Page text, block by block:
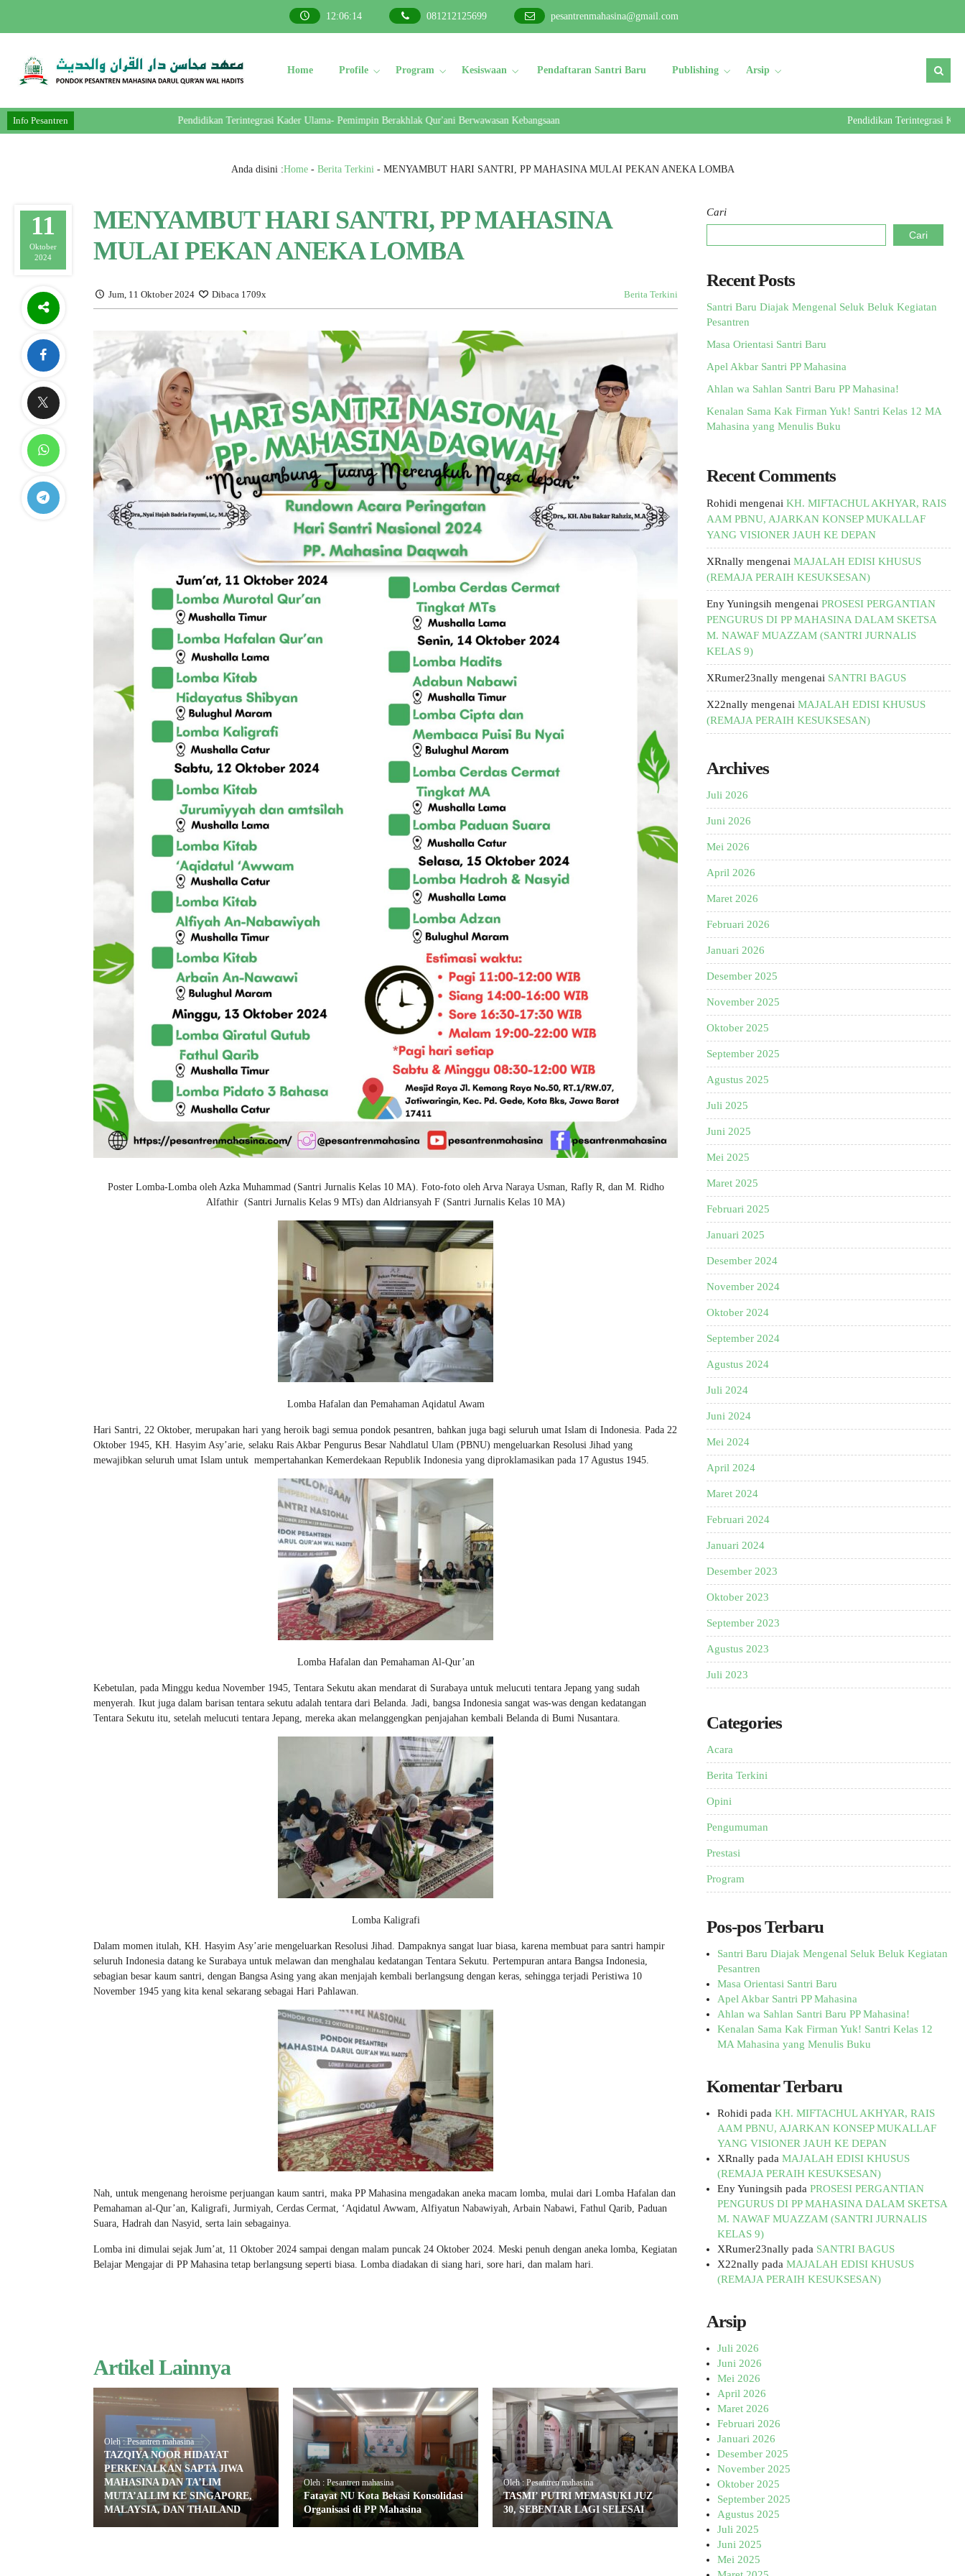
12:06:15 081212125699 pesantrenmahasina@gmail.com
Home Profile Program Kesiswaan Pendaftaran Santri Baru Publishing Arsip
Info Pesantren Pendidikan Terintegrasi Kader
Pendidikan Terintegrasi Kader Ulama- Pemimpin Berakhlak Qur'ani Berwawasan Kebangsaan
Anda disini :Home- Berita Terkini- MENYAMBUT HARI SANTRI, PP MAHASINA MULAI PEKAN ANEKA LOMBA
11
Oktober
2024
MENYAMBUT HARI SANTRI, PP MAHASINA
MULAI PEKAN ANEKA LOMBA
Jum, 11 Oktober 2024 Dibaca 1709x Berita Terkini
Poster Lomba-Lomba oleh Azka Muhammad (Santri Jurnalis Kelas 10 MA). Foto-foto oleh Arva Naraya Usman, Rafly R, dan M. Ridho
Alfathir (Santri Jurnalis Kelas 9 MTs) dan Aldriansyah F (Santri Jurnalis Kelas 10 MA)
Lomba Hafalan dan Pemahaman Aqidatul Awam
Hari Santri, 22 Oktober, merupakan hari yang heroik bagi semua pondok pesantren, bahkan juga bagi seluruh umat Islam di Indonesia. Pada 22
Oktober 1945, KH. Hasyim Asy’arie, selaku Rais Akbar Pengurus Besar Nahdlatul Ulam (PBNU) mengeluarkan Resolusi Jihad yang
mewajibkan seluruh umat Islam untuk mempertahankan Kemerdekaan Republik Indonesia yang diproklamasikan pada 17 Agustus 1945.
Lomba Hafalan dan Pemahaman Al-Qur’an
Kebetulan, pada Minggu kedua November 1945, Tentara Sekutu akan mendarat di Surabaya untuk melucuti tentara Jepang yang sudah
menyerah. Ikut juga dalam barisan tentara sekutu adalah tentara dari Belanda. Jadi, bangsa Indonesia sangat was-was dengan kedatangan
Tentara Sekutu itu, setelah melucuti tentara Jepang, mereka akan melanggengkan penjajahan kembali Belanda di Bumi Nusantara.
Lomba Kaligrafi
Dalam momen itulah, KH. Hasyim Asy’arie mengeluarkan Resolusi Jihad. Dampaknya sangat luar biasa, karena membuat para santri hampir
seluruh Indonesia datang ke Surabaya untuk melawan dan menghalau kedatangan Tentara Sekutu. Pertempuran antara Bangsa Indonesia,
sebagian besar kaum santri, dengan Bangsa Asing yang akan menjajah kembali berlangsung dengan keras, sehingga terjadi Peristiwa 10
November 1945 yang kita kenal sekarang sebagai Hari Pahlawan.
Nah, untuk mengenang heroisme perjuangan kaum santri, maka PP Mahasina mengadakan aneka macam lomba, mulai dari Lomba Hafalan dan
Pemahaman al-Qur’an, Kaligrafi, Jurmiyah, Cerdas Cermat, ‘Aqidatul Awwam, Alfiyatun Nabawiyah, Arbain Nabawi, Fathul Qarib, Paduan
Suara, Hadrah dan Nasyid, serta lain sebagainya.
Lomba ini dimulai sejak Jum’at, 11 Oktober 2024 sampai dengan malam puncak 24 Oktober 2024. Meski penuh dengan aneka lomba, Kegiatan
Belajar Mengajar di PP Mahasina tetap berlangsung seperti biasa. Lomba diadakan di siang hari, sore hari, dan malam hari.
Artikel Lainnya
Oleh : Pesantren mahasina
TAZQIYA NOOR HIDAYAT
PERKENALKAN SAPTA JIWA
MAHASINA DAN TA’LIM
MUTA’ALLIM KE SINGAPORE,
MALAYSIA, DAN THAILAND
Oleh : Pesantren mahasina
Fatayat NU Kota Bekasi Konsolidasi
Organisasi di PP Mahasina
Oleh : Pesantren mahasina
TASMI’ PUTRI MEMASUKI JUZ
30, SEBENTAR LAGI SELESAI
Cari
Cari
Recent Posts
Santri Baru Diajak Mengenal Seluk Beluk Kegiatan
Pesantren
Masa Orientasi Santri Baru
Apel Akbar Santri PP Mahasina
Ahlan wa Sahlan Santri Baru PP Mahasina!
Kenalan Sama Kak Firman Yuk! Santri Kelas 12 MA
Mahasina yang Menulis Buku
Recent Comments
Rohidi mengenai KH. MIFTACHUL AKHYAR, RAIS
AAM PBNU, AJARKAN KONSEP MUKALLAF
YANG VISIONER JAUH KE DEPAN
XRnally mengenai MAJALAH EDISI KHUSUS
(REMAJA PERAIH KESUKSESAN)
Eny Yuningsih mengenai PROSESI PERGANTIAN
PENGURUS DI PP MAHASINA DALAM SKETSA
M. NAWAF MUAZZAM (SANTRI JURNALIS
KELAS 9)
XRumer23nally mengenai SANTRI BAGUS
X22nally mengenai MAJALAH EDISI KHUSUS
(REMAJA PERAIH KESUKSESAN)
Archives
Juli 2026
Juni 2026
Mei 2026
April 2026
Maret 2026
Februari 2026
Januari 2026
Desember 2025
November 2025
Oktober 2025
September 2025
Agustus 2025
Juli 2025
Juni 2025
Mei 2025
Maret 2025
Februari 2025
Januari 2025
Desember 2024
November 2024
Oktober 2024
September 2024
Agustus 2024
Juli 2024
Juni 2024
Mei 2024
April 2024
Maret 2024
Februari 2024
Januari 2024
Desember 2023
Oktober 2023
September 2023
Agustus 2023
Juli 2023
Categories
Acara
Berita Terkini
Opini
Pengumuman
Prestasi
Program
Pos-pos Terbaru
Santri Baru Diajak Mengenal Seluk Beluk Kegiatan
Pesantren
Masa Orientasi Santri Baru
Apel Akbar Santri PP Mahasina
Ahlan wa Sahlan Santri Baru PP Mahasina!
Kenalan Sama Kak Firman Yuk! Santri Kelas 12
MA Mahasina yang Menulis Buku
Komentar Terbaru
Rohidi pada KH. MIFTACHUL AKHYAR, RAIS
AAM PBNU, AJARKAN KONSEP MUKALLAF
YANG VISIONER JAUH KE DEPAN
XRnally pada MAJALAH EDISI KHUSUS
(REMAJA PERAIH KESUKSESAN)
Eny Yuningsih pada PROSESI PERGANTIAN
PENGURUS DI PP MAHASINA DALAM SKETSA
M. NAWAF MUAZZAM (SANTRI JURNALIS
KELAS 9)
XRumer23nally pada SANTRI BAGUS
X22nally pada MAJALAH EDISI KHUSUS
(REMAJA PERAIH KESUKSESAN)
Arsip
Juli 2026
Juni 2026
Mei 2026
April 2026
Maret 2026
Februari 2026
Januari 2026
Desember 2025
November 2025
Oktober 2025
September 2025
Agustus 2025
Juli 2025
Juni 2025
Mei 2025